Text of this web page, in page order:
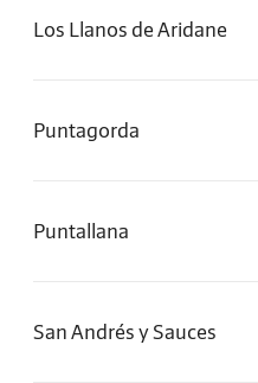
Los Llanos de Aridane
Puntagorda
Puntallana
San Andrés y Sauces